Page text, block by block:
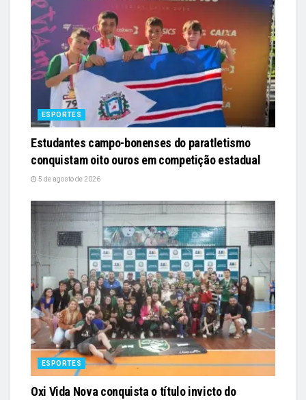
ESPORTES
Estudantes campo-bonenses do paratletismo
conquistam oito ouros em competição estadual
5 de agosto de 2026
ESPORTES
Oxi Vida Nova conquista o título invicto do